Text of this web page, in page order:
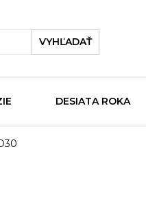
VYHĽADAŤ
DESIATA ROKA